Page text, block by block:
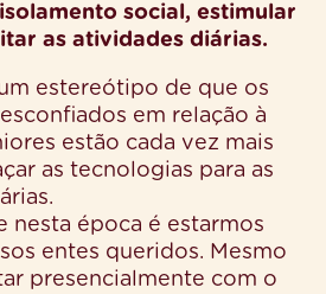
social, estimular
as atividades diárias.
estereótipo de que os
em relação à
estão cada vez mais
as tecnologias para as
nesta época é estarmos
entes queridos. Mesmo
presencialmente com o